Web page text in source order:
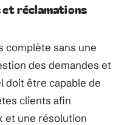
et réclamations
complète sans une
des demandes et
doit être capable de
clients afin
et une résolution